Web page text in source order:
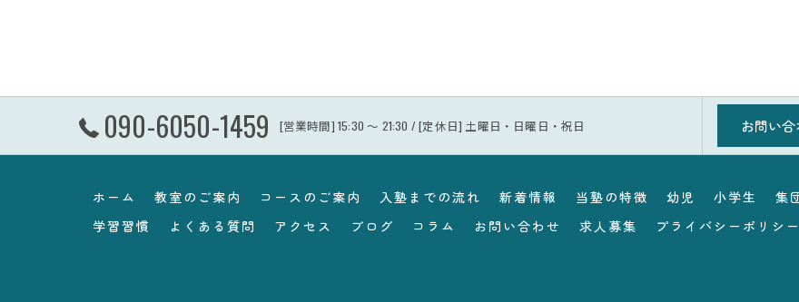
090-6050-1459 [営業時間] 15:30 〜 21:30 / [定休日] 土曜日・日曜日・祝日 お問い
ホーム 教室のご案内 コースのご案内 入塾までの流れ 新着情報 当塾の特徴 幼児 小学生 集
学習習慣
よくある質問 アクセス ブログ コラム お問い合わせ 求人募集 プライバシーポリシー